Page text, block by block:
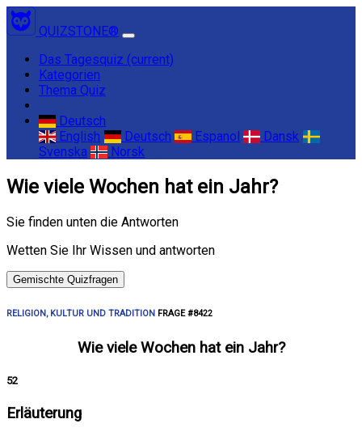
QUIZSTONE®
Das Tagesquiz (current)
Kategorien
Thema Quiz
Deutsch
English
Deutsch Espanol
Dansk
Svenska
Norsk
Wie viele Wochen hat ein Jahr?
Sie finden unten die Antworten
Wetten Sie Ihr Wissen und antworten
Gemischte Quizfragen
RELIGION, KULTUR UND TRADITION FRAGE #8422
Wie viele Wochen hat ein Jahr?
52
Erläuterung